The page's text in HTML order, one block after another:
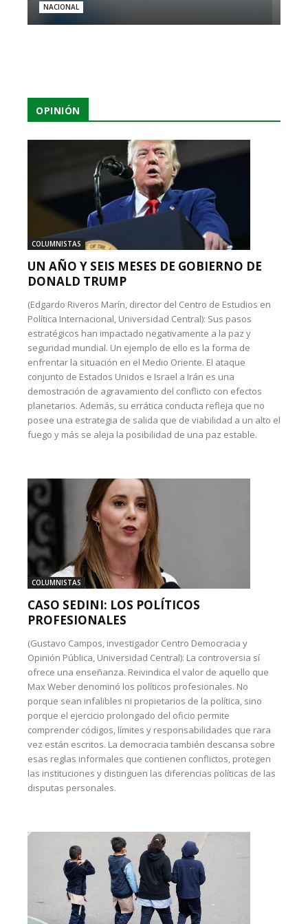
NACIONAL
OPINIÓN
COLUMNISTAS
UN AÑO Y SEIS MESES DE GOBIERNO DE
DONALD TRUMP
(Edgardo Riveros Marín, director del Centro de Estudios en
Política Internacional, Universidad Central): Sus pasos
estratégicos han impactado negativamente a la paz y
seguridad mundial. Un ejemplo de ello es la forma de
enfrentar la situación en el Medio Oriente. El ataque
conjunto de Estados Unidos e Israel a Irán es una
demostración de agravamiento del conflicto con efectos
planetarios. Además, su errática conducta refleja que no
posee una estrategia de salida que de viabilidad a un alto el
fuego y más se aleja la posibilidad de una paz estable.
COLUMNISTAS
CASO SEDINI: LOS POLÍTICOS
PROFESIONALES
(Gustavo Campos, investigador Centro Democracia y
Opinión Pública, Universidad Central): La controversia sí
ofrece una enseñanza. Reivindica el valor de aquello que
Max Weber denominó los políticos profesionales. No
porque sean infalibles ni propietarios de la política, sino
porque el ejercicio prolongado del oficio permite
comprender códigos, límites y responsabilidades que rara
vez están escritos. La democracia también descansa sobre
esas reglas informales que contienen conflictos, protegen
las instituciones y distinguen las diferencias políticas de las
disputas personales.